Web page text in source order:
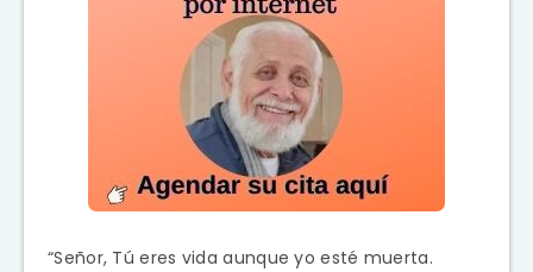
“Señor, Tú eres vida aunque yo esté muerta.